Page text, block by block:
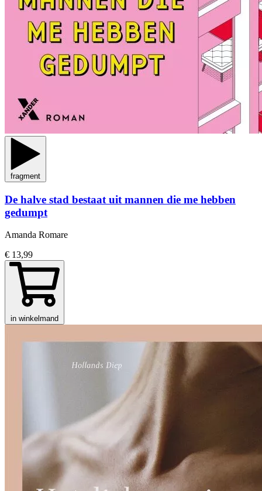
fragment
De halve stad bestaat uit mannen die me hebben
gedumpt
Amanda Romare
€ 13,99
in winkelmand